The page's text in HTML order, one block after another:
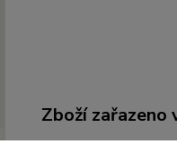
Zboží zařazeno